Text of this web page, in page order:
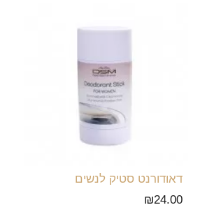
דאודורנט סטיק לנשים
₪24.00